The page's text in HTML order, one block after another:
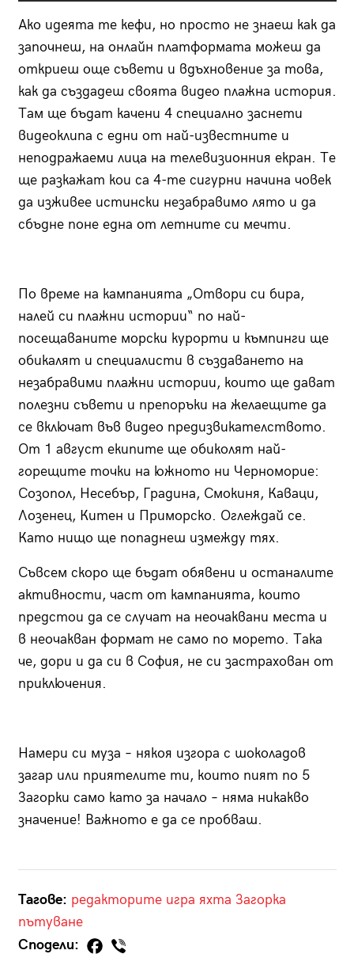
Ако идеята те кефи, но просто не знаеш как да
започнеш, на онлайн платформата можеш да
откриеш още съвети и вдъхновение за това,
как да създадеш своята видео плажна история.
Там ще бъдат качени 4 специално заснети
видеоклипа с едни от най-известните и
неподражаеми лица на телевизионния екран. Те
ще разкажат кои са 4-те сигурни начина човек
да изживее истински незабравимо лято и да
сбъдне поне една от летните си мечти.
По време на кампанията „Отвори си бира,
налей си плажни истории“ по най-
посещаваните морски курорти и къмпинги ще
обикалят и специалисти в създаването на
незабравими плажни истории, които ще дават
полезни съвети и препоръки на желаещите да
се включат във видео предизвикателството.
От 1 август екипите ще обиколят най-
горещите точки на южното ни Черноморие:
Созопол, Несебър, Градина, Смокиня, Каваци,
Лозенец, Китен и Приморско. Оглеждай се.
Като нищо ще попаднеш измежду тях.
Съвсем скоро ще бъдат обявени и останалите
активности, част от кампанията, които
предстои да се случат на неочаквани места и
в неочакван формат не само по морето. Така
че, дори и да си в София, не си застрахован от
приключения.
Намери си муза – някоя изгора с шоколадов
загар или приятелите ти, които пият по 5
Загорки само като за начало – няма никакво
значение! Важното е да се пробваш.
Тагове: редакторите игра яхта Загорка
пътуване
Сподели: